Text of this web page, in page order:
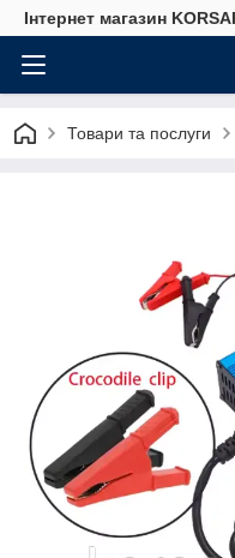
Iнтернет магазин
Товари та послуги